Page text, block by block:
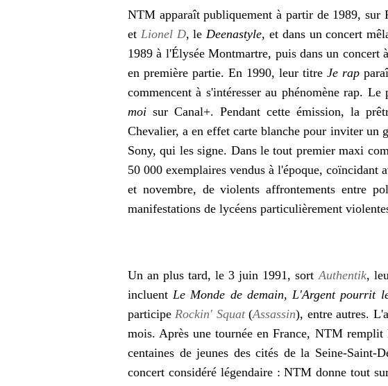
NTM apparaît publiquement à partir de 1989, sur
et Lionel D, leDeenastyle, et dans un concert
1989 à l'Élysée Montmartre, puis dans un concert
en première partie. En 1990, leur titreJe rap
commencent à s'intéresser au phénomène rap.
moi sur Canal+. Pendant cette émission, la
Chevalier, a en effet carte blanche pour inviter un
Sony, qui les signe. Dans le tout premier maxi
50 000 exemplaires vendus à l'époque, coïncidant
et novembre, de violents affrontements entre
manifestations de lycéens particulièrement
Un an plus tard, le3 juin 1991, sortAuthentik,
incluentLe Monde de demain,L'Argent pourrit
participeRockin' Squat(Assassin), entre autres.
mois. Après une tournée en France, NTM
centaines de jeunes des cités de la Seine-
concert considéré légendaire : NTM donne tout